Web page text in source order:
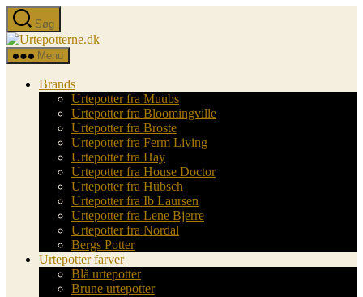
Spring
til
indholdet
Søg
Urtepotterne.dk
Menu
Brands
Urtepotter fra Muubs
Urtepotter fra Bloomingville
Urtepotter fra Broste
Urtepotter fra Ferm Living
Urtepotter fra Hay
Urtepotter fra House Doctor
Urtepotter fra Hübsch
Urtepotter fra Ib Laursen
Urtepotter fra Lene Bjerre
Urtepotter fra Nordal
Bergs Potter
Urtepotter farver
Blå urtepotter
Brune urtepotter